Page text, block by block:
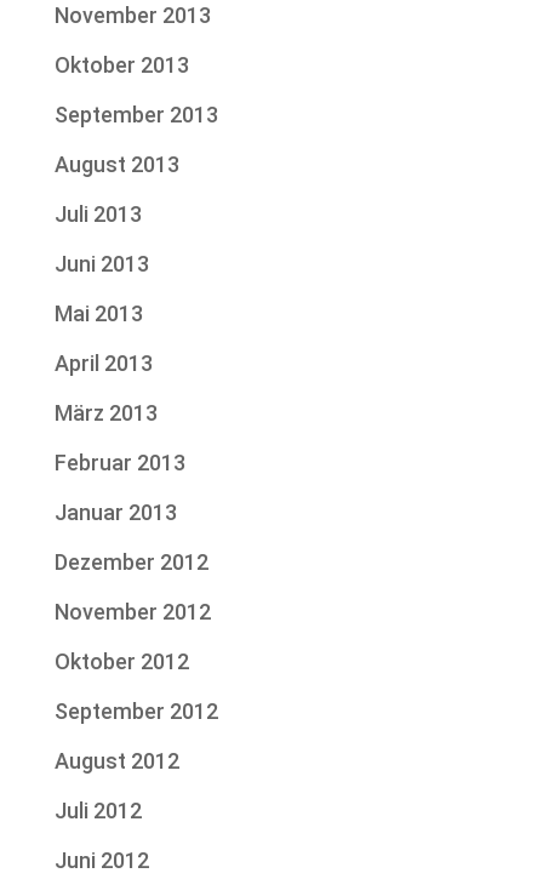
November 2013
Oktober 2013
September 2013
August 2013
Juli 2013
Juni 2013
Mai 2013
April 2013
März 2013
Februar 2013
Januar 2013
Dezember 2012
November 2012
Oktober 2012
September 2012
August 2012
Juli 2012
Juni 2012